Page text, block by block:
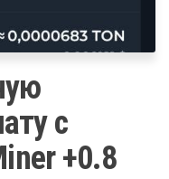
с
+0.8